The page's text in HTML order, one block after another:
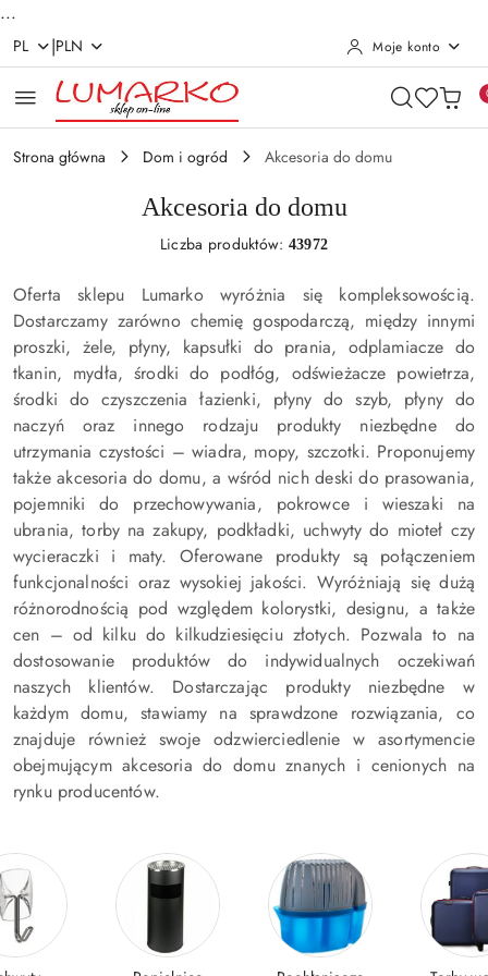
...
Przejdź do treści głównej
Przejdź do wyszukiwarki
Przejdź do moje konto
Przejdź do menu głównego
Przejdź do stopki
PL |PLN Moje konto
Strona główna Dom i ogród Akcesoria do domu
Akcesoria do domu
Liczba produktów: 43972
Oferta sklepu Lumarko wyróżnia się kompleksowością.
Dostarczamy zarówno chemię gospodarczą, między innymi
proszki, żele, płyny, kapsułki do prania, odplamiacze do
tkanin, mydła, środki do podłóg, odświeżacze powietrza,
środki do czyszczenia łazienki, płyny do szyb, płyny do
naczyń oraz innego rodzaju produkty niezbędne do
utrzymania czystości – wiadra, mopy, szczotki. Proponujemy
także akcesoria do domu, a wśród nich deski do prasowania,
pojemniki do przechowywania, pokrowce i wieszaki na
ubrania, torby na zakupy, podkładki, uchwyty do mioteł czy
wycieraczki i maty. Oferowane produkty są połączeniem
funkcjonalności oraz wysokiej jakości. Wyróżniają się dużą
różnorodnością pod względem kolorystki, designu, a także
cen – od kilku do kilkudziesięciu złotych. Pozwala to na
dostosowanie produktów do indywidualnych oczekiwań
naszych klientów. Dostarczając produkty niezbędne w
każdym domu, stawiamy na sprawdzone rozwiązania, co
znajduje również swoje odzwierciedlenie w asortymencie
obejmującym akcesoria do domu znanych i cenionych na
rynku producentów.